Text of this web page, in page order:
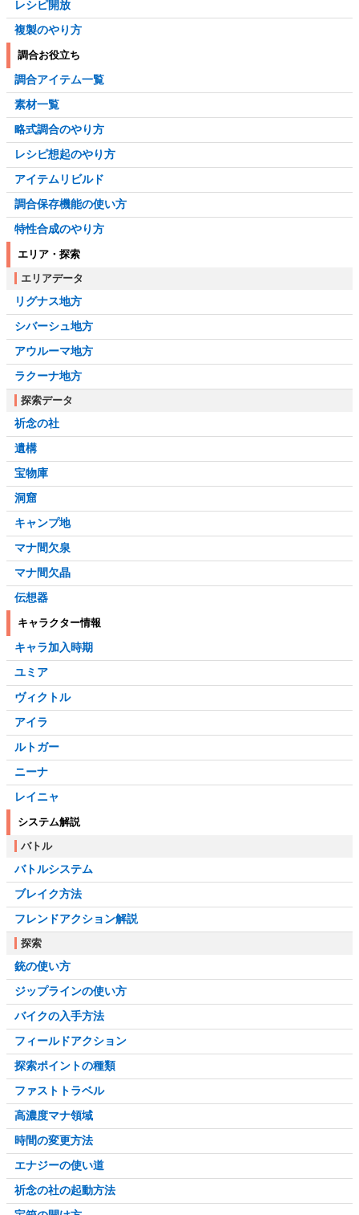
レシピ開放
複製のやり方
調合お役立ち
調合アイテム一覧
素材一覧
略式調合のやり方
レシピ想起のやり方
アイテムリビルド
調合保存機能の使い方
特性合成のやり方
エリア・探索
エリアデータ
リグナス地方
シバーシュ地方
アウルーマ地方
ラクーナ地方
探索データ
祈念の社
遺構
宝物庫
洞窟
キャンプ地
マナ間欠泉
マナ間欠晶
伝想器
キャラクター情報
キャラ加入時期
ユミア
ヴィクトル
アイラ
ルトガー
ニーナ
レイニャ
システム解説
バトル
バトルシステム
ブレイク方法
フレンドアクション解説
探索
銃の使い方
ジップラインの使い方
バイクの入手方法
フィールドアクション
探索ポイントの種類
ファストトラベル
高濃度マナ領域
時間の変更方法
エナジーの使い道
祈念の社の起動方法